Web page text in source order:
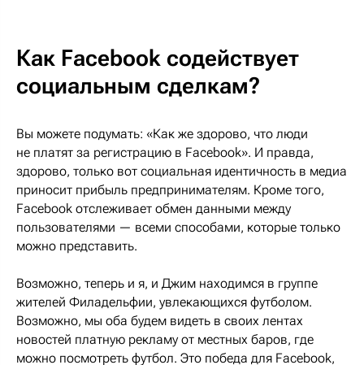
Как Facebook содействует
социальным сделкам?
Вы можете подумать: «Как же здорово, что люди
не платят за регистрацию в Facebook». И правда,
здорово, только вот социальная идентичность в медиа
приносит прибыль предпринимателям. Кроме того,
Facebook отслеживает обмен данными между
пользователями — всеми способами, которые только
можно представить.
Возможно, теперь и я, и Джим находимся в группе
жителей Филадельфии, увлекающихся футболом.
Возможно, мы оба будем видеть в своих лентах
новостей платную рекламу от местных баров, где
можно посмотреть футбол. Это победа для Facebook,